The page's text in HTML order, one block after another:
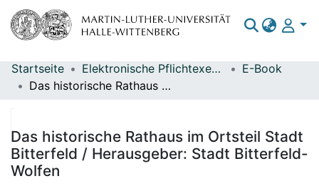
Bereiche & Sammlungen
Statistiken
Startseite Elektronische Pflichtexemplare
E-Book
Das historische Rathaus im Ortsteil Stadt Bitterfeld / Herausgeber: Stadt Bitterfeld-Wolfen
Das historische Rathaus im Ortsteil Stadt
Bitterfeld / Herausgeber: Stadt Bitterfeld-
Wolfen